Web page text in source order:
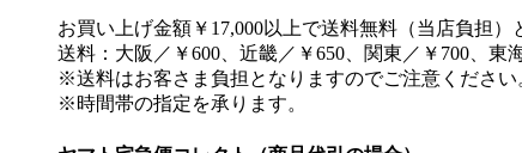
お買い上げ金額￥17,000以上で送料無料（当店負担）
送料：大阪／￥600、近畿／￥650、関東／￥700、東
※送料はお客さま負担となりますのでご注意ください
※時間帯の指定を承ります。